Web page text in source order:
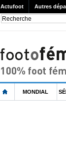
Actufoot Autres
MONDIAL